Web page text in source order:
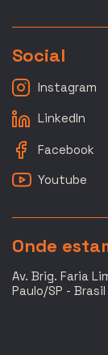
Social
Instagram
LinkedIn
Facebook
Youtube
Onde
Av. Brig. Faria
Paulo/SP -